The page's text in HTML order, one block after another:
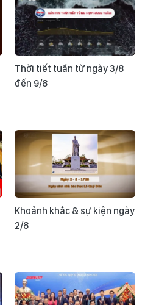
Thời tiết tuần từ ngày 3/8
đến 9/8
Khoảnh khắc & sự kiện ngày
2/8